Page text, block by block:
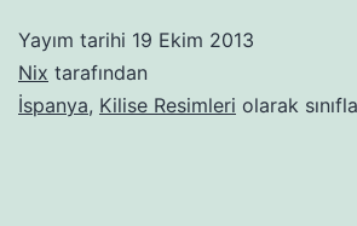
Yayım tarihi 19 Ekim 2013
Nix tarafından
İspanya, Kilise Resimleri olarak